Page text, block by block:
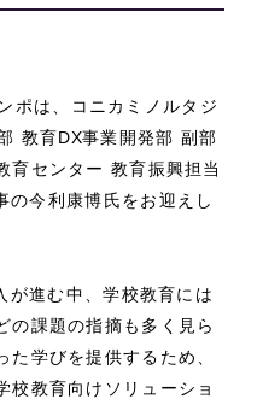
ポは、コニカミノルタジ
教育DX事業開発部 副部
育センター 教育振興担当
の今利康博氏をお迎えし
が進む中、学校教育には
の課題の指摘も多く見ら
学びを提供するため、
校教育向けソリューショ